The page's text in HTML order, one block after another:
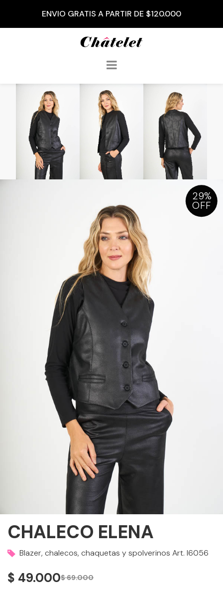
3 CUOTAS SIN INTERÉS A PARTIR DE $50.000
29%
OFF
CHALECO ELENA
Blazer, chalecos, chaquetas y spolverinos Art. I6056
$ 49.000$ 69.000